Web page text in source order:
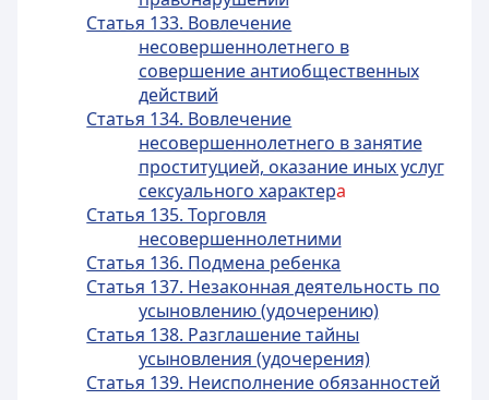
Статья 133. Вовлечение
несовершеннолетнего в
совершение антиобщественных
действий
Статья 134. Вовлечение
несовершеннолетнего в занятие
проституцией, оказание иных услуг
сексуального характера
Статья 135. Торговля
несовершеннолетними
Статья 136. Подмена ребенка
Статья 137. Незаконная деятельность по
усыновлению (удочерению)
Статья 138. Разглашение тайны
усыновления (удочерения)
Статья 139. Неисполнение обязанностей